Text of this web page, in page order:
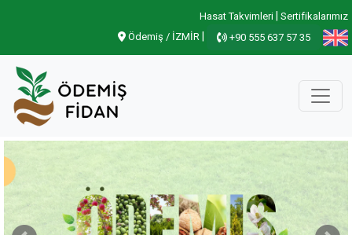
Hasat Takvimleri Sertifikalarımız
Ödemiş / İZMİR
+90 555 637 57 35